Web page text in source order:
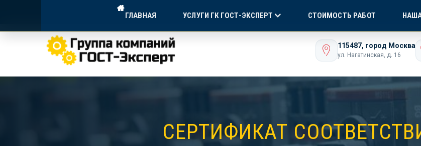
ГОСТ-ЭКСПЕРТ — ДОСТУПНАЯ СЕРТИФИКАЦИЯ
Экспертное сопровождение для вашего бизнеса
115487, город Москва
ул. Нагатинская, д. 16
ГЛАВНАЯ УСЛУГИ ГК ГОСТ-ЭКСПЕРТ СТОИМОСТЬ РАБОТ
СЕРТИФИКАТ